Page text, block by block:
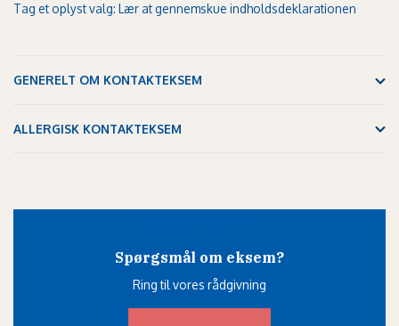
Tag et oplyst valg: Lær at gennemskue indholdsdeklarationen
GENERELT OM KONTAKTEKSEM
ALLERGISK KONTAKTEKSEM
Spørgsmål om eksem?
Ring til vores rådgivning